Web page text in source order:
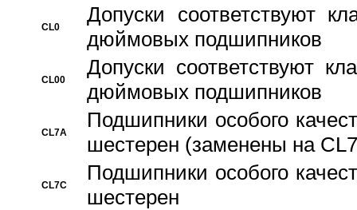
CL0
Допуски соответствуют
дюймовых подшипников
CL00
Допуски соответствуют
дюймовых подшипников
CL7A
Подшипники особого
шестерен (заменены на
CL7C
Подшипники особого
шестерен